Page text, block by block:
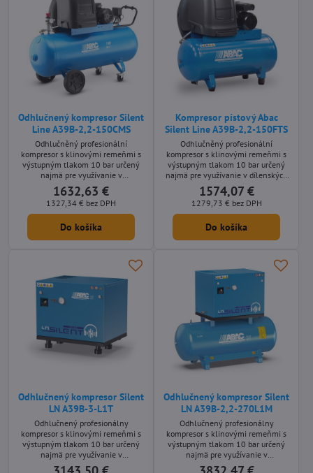
Odhlučnený kompresor Silent
Line A39B-2,2-150CMS
Odhlučněný profesionální
kompresor s klinovými remeňmi s
výstupným tlakom 10 bar určený
najmä pre využívanie v
remeselníckych aplikáciách s
nároky na nízkou hlučnost stroje.
Mobilné olejom mazané prevedenie
s príkonom motora 2,2 kW a s
tlakovou nádobou s objemom 150
1632,63 €
1327,34 € bez DPH
Do košíka
Kompresor pístový Abac
Silent Line A39B-2,2-150FTS
Odhlučněný profesionální
kompresor s klinovými remeňmi s
výstupným tlakom 10 bar určený
najmä pre využívanie v dílenských
aplikáciách s nároky na nízkou
hlučnost stroje. Stacionárne olejom
mazané prevedenie s príkonom
motora 2,2 kW a s tlakovou
nádobou s objemom 150 litrov.
1574,07 €
1279,73 € bez DPH
Do košíka
Odhlučnený kompresor Silent
LN A39B-3-L1T
Odhlučnený profesionálny
kompresor s klinovými remeňmi s
výstupným tlakom 10 bar určený
najmä pre využívanie v
remeselníckych aplikáciách s
Odhlučnený kompresor Silent
LN A39B-2,2-270L1M
Odhlučnený profesionálny
kompresor s klinovými remeňmi s
výstupným tlakom 10 bar určený
najmä pre využívanie v
remeselníckych aplikáciách s